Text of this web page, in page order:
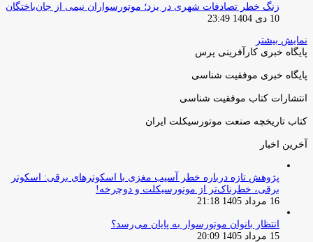
زنگ خطر تصادفات شهری در یزد؛ موتورسواران نیمی از جان‌باختگان
10 دی 1404 23:49
نمایش بیشتر
پایگاه خبری کارآفرینی پرس
پایگاه خبری موفقیت شناسی
انتشارات کتاب موفقیت شناسی
کتاب تاریخچه صنعت موتورسیکلت ایران
آخرین اخبار
پژوهش تازه درباره خطر آسیب مغزی با اسکوترهای برقی: اسکوتر
برقی، خطرناک‌تر از موتورسیکلت و دوچرخه!
16 مرداد 1405 21:18
انتظار بانوان موتورسوار به پایان می‌رسد؟
15 مرداد 1405 20:09